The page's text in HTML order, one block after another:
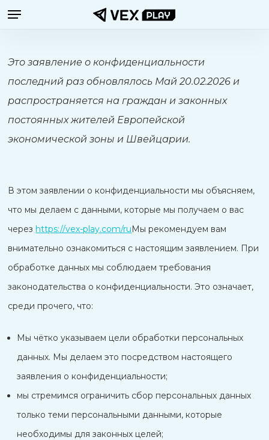
Перейти
содержанию
Меню
Это заявление о конфиденциальности
последний раз обновлялось Май 20.02.2026 и
распространяется на граждан и законных
постоянных жителей Европейской
экономической зоны и Швейцарии.
В этом заявлении о конфиденциальности мы объясняем,
что мы делаем с данными, которые мы получаем о вас
через https://vex-play.com/ruМы рекомендуем вам
внимательно ознакомиться с настоящим заявлением. При
обработке данных мы соблюдаем требования
законодательства о конфиденциальности. Это означает,
среди прочего, что:
Мы чётко указываем цели обработки персональных
данных. Мы делаем это посредством настоящего
заявления о конфиденциальности;
мы стремимся ограничить сбор персональных данных
только теми персональными данными, которые
необходимы для законных целей;